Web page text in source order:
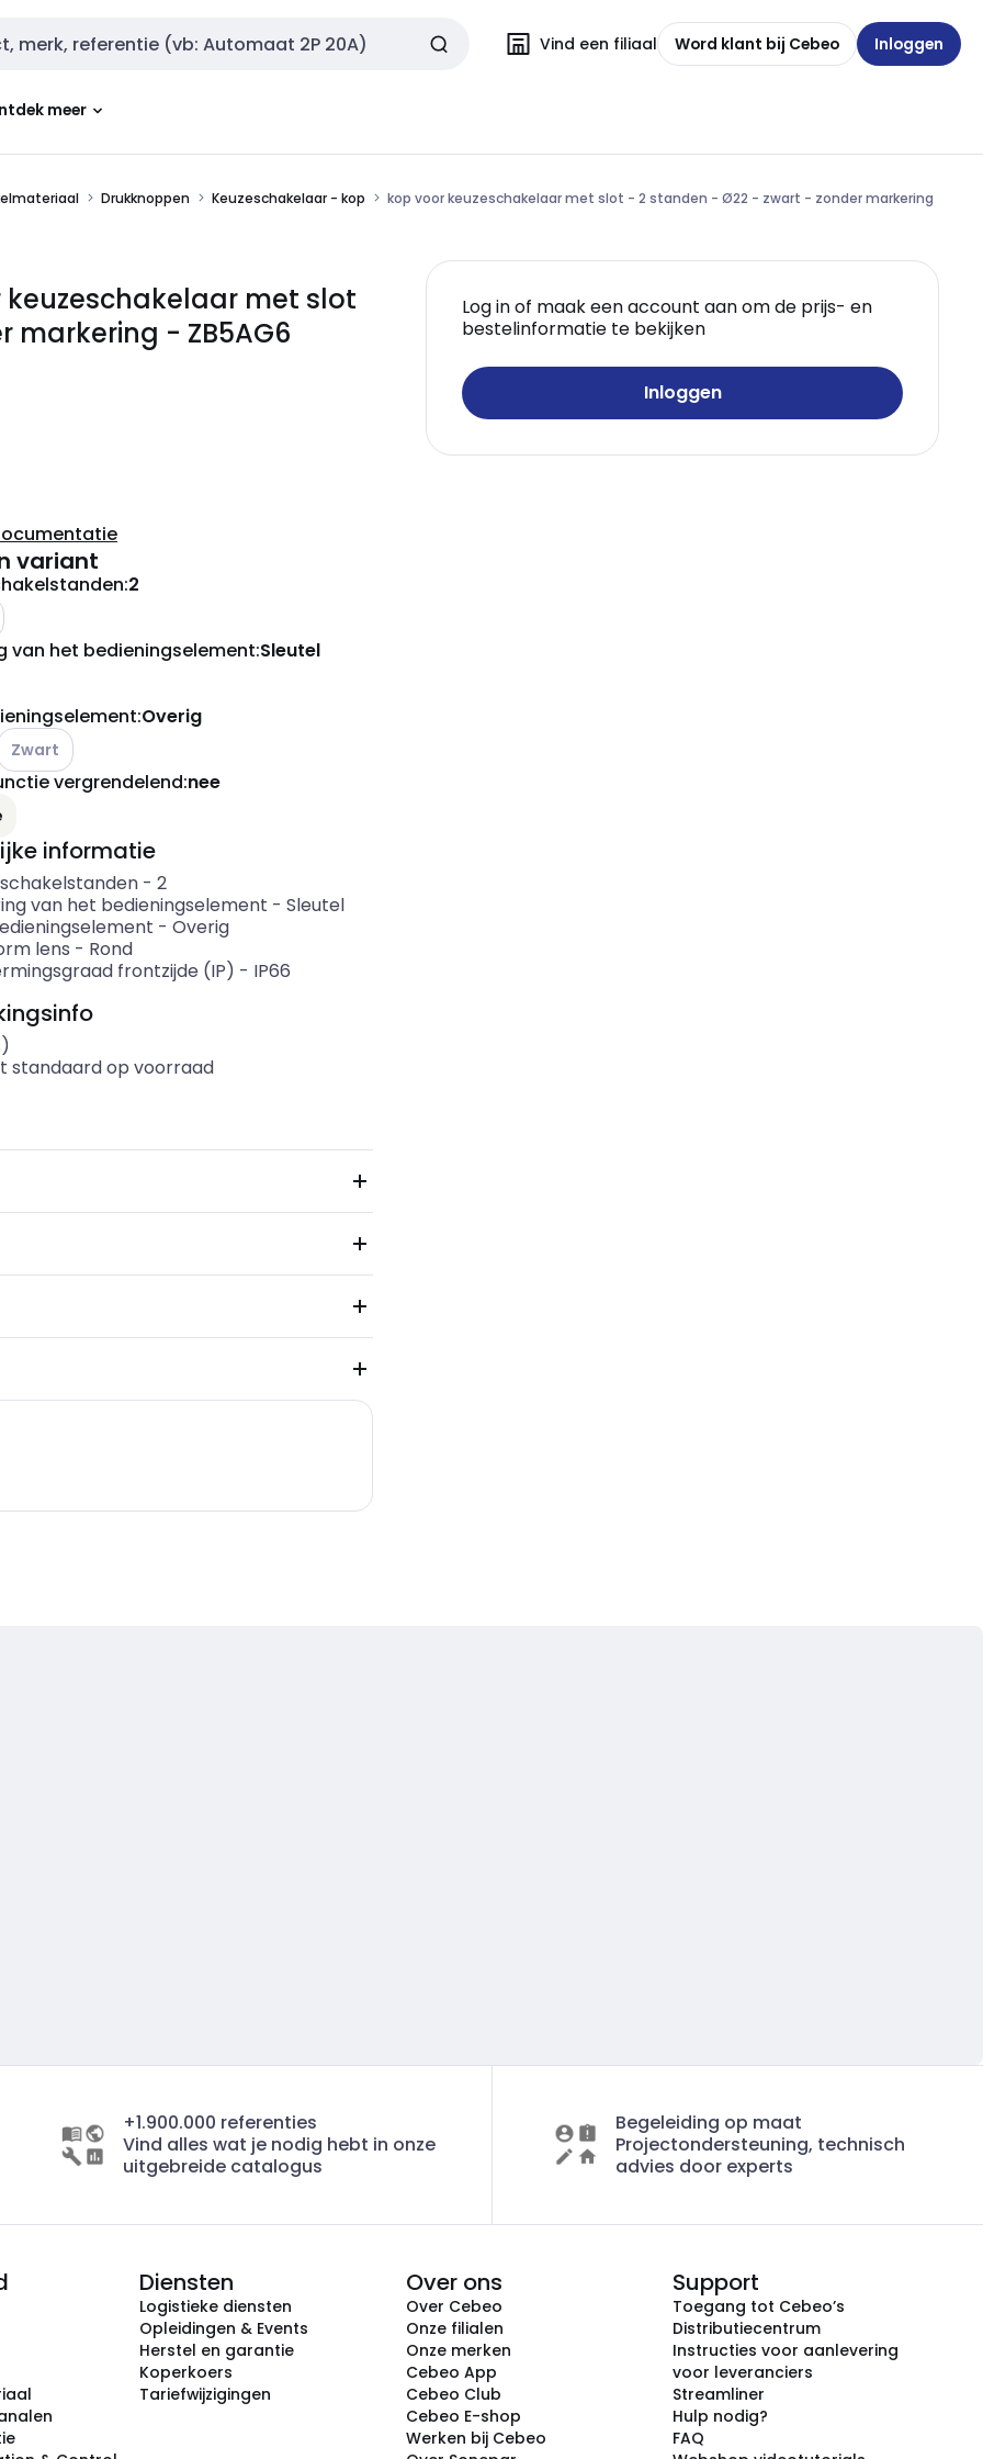
Vind een filiaal Word klant bij Cebeo Inloggen
meer
Drukknoppen Keuzeschakelaar - kop kop voor keuzeschakelaar met slot - 2 standen - Ø22 - zwart - zonder markering
met slot
- ZB5AG6
Log in of maak een account aan om de prijs- en
bestelinformatie te bekijken
Inloggen
variant
:2
van het bedieningselement:Sleutel
:Overig
varianten (Huidige combinatie niet mogelijk)
Zwart
vergrendelend:nee
informatie
- 2
van het bedieningselement - Sleutel
- Overig
lens - Rond
frontzijde (IP) - IP66
standaard op voorraad
+1.900.000 referenties
Vind alles wat je nodig hebt in onze
uitgebreide catalogus
Begeleiding op maat
Projectondersteuning, technisch
advies door experts
Diensten
Logistieke diensten
Opleidingen & Events
Herstel en garantie
Koperkoers
Tariefwijzigingen
Over ons
Over Cebeo
Onze filialen
Onze merken
Cebeo App
Cebeo Club
Cebeo E-shop
Werken bij Cebeo
Support
Toegang tot Cebeo’s
Distributiecentrum
Instructies voor aanlevering
voor leveranciers
Streamliner
Hulp nodig?
FAQ